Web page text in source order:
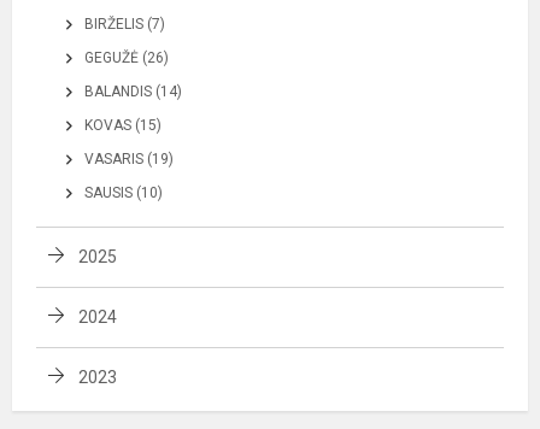
BIRŽELIS (7)
GEGUŽĖ (26)
BALANDIS (14)
KOVAS (15)
VASARIS (19)
SAUSIS (10)
2025
2024
2023